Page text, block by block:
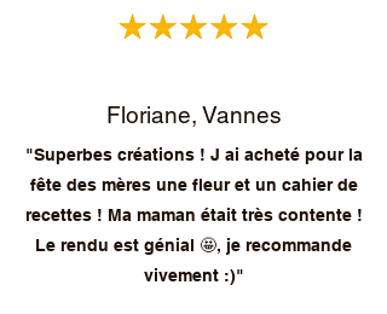
Floriane, Vannes
"Superbes créations ! J ai acheté pour la
fête des mères une fleur et un cahier de
recettes ! Ma maman était très contente !
Le rendu est génial 🤩, je recommande
vivement :)"